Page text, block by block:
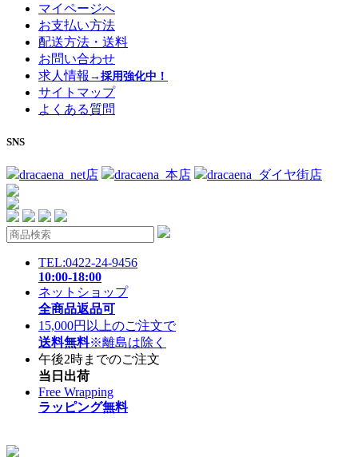
マイページへ
お支払い方法
配送方法・送料
お問い合わせ
求人情報 →採用強化中！
サイトマップ
よくある質問
SNS
dracaena_net店 dracaena_本店 dracaena_ダイヤ街店
TEL:0422-24-9456
10:00-18:00
ネットショップ
全商品返品可
15,000円以上のご注文で
送料無料※離島は除く
午後2時までのご注文
当日出荷
Free Wrapping
ラッピング無料